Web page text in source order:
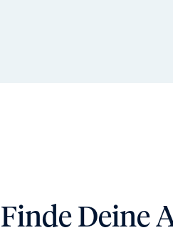
Finde Deine